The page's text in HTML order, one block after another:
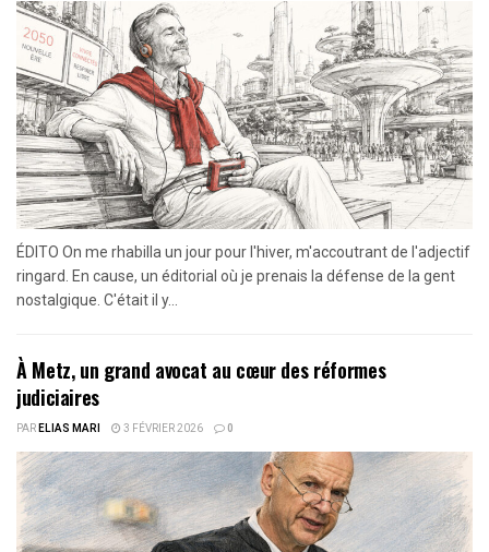
ÉDITO On me rhabilla un jour pour l'hiver, m'accoutrant de l'adjectif
ringard. En cause, un éditorial où je prenais la défense de la gent
nostalgique. C'était il y...
À Metz, un grand avocat au cœur des réformes
judiciaires
PARELIAS MARI 3 FÉVRIER 2026 0